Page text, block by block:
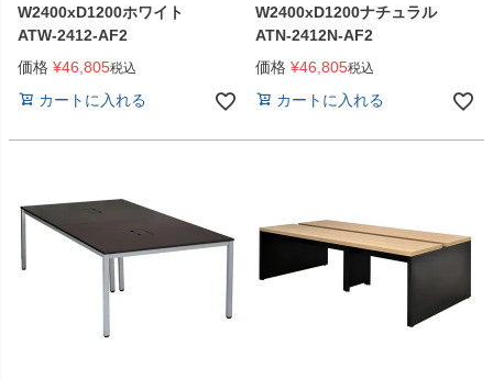
W2400xD1200ホワイト
ATW-2412-AF2
価格 ¥46,805税込
カートに入れる
W2400xD1200ナチュラル
ATN-2412N-AF2
価格 ¥46,805税込
カートに入れる